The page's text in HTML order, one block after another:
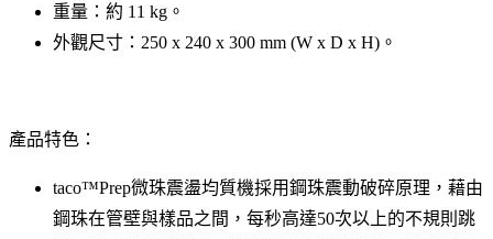
重量：約 11 kg。
外觀尺寸：250 x 240 x 300 mm (W x D x H)。
產品特色：
taco™Prep微珠震盪均質機採用鋼珠震動破碎原理，藉由
鋼珠在管壁與樣品之間，每秒高達50次以上的不規則跳